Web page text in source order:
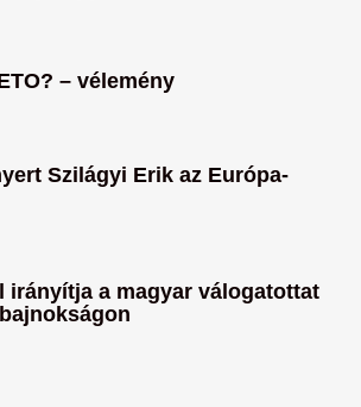
– vélemény
Szilágyi Erik az Európa-
irányítja a magyar válogatottat